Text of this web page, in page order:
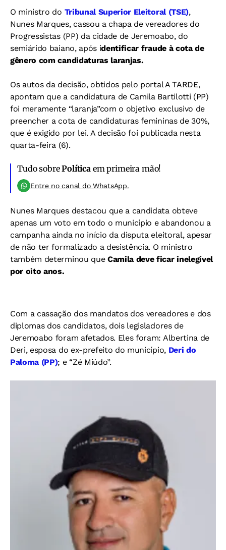
O ministro do Tribunal Superior Eleitoral (TSE),
Nunes Marques, cassou a chapa de vereadores do
Progressistas (PP) da cidade de Jeremoabo, do
semiárido baiano, após identificar fraude à cota de
gênero com candidaturas laranjas.
Os autos da decisão, obtidos pelo portal A TARDE,
apontam que a candidatura de Camila Bartilotti (PP)
foi meramente “laranja”com o objetivo exclusivo de
preencher a cota de candidaturas femininas de 30%,
que é exigido por lei. A decisão foi publicada nesta
quarta-feira (6).
Tudo sobrePolítica em primeira mão!
Entre no canal do WhatsApp.
Nunes Marques destacou que a candidata obteve
apenas um voto em todo o município e abandonou a
campanha ainda no início da disputa eleitoral, apesar
de não ter formalizado a desistência. O ministro
também determinou queCamila deve ficar inelegível
por oito anos.
Com a cassação dos mandatos dos vereadores e dos
diplomas dos candidatos, dois legisladores de
Jeremoabo foram afetados. Eles foram: Albertina de
Deri, esposa do ex-prefeito do município, Deri do
Paloma (PP); e “Zé Miúdo”.